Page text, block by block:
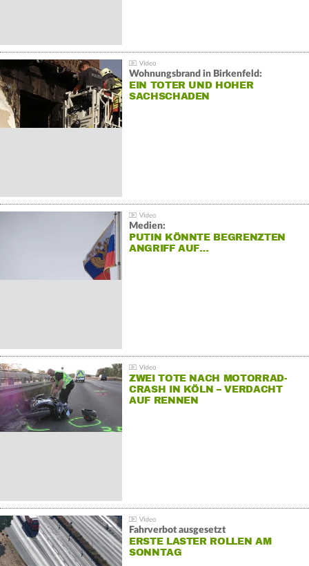
Wohnungsbrand in Birkenfeld:
EIN TOTER UND HOHER
SACHSCHADEN
Medien:
PUTIN KÖNNTE BEGRENZTEN
ANGRIFF AUF…
ZWEI TOTE NACH MOTORRAD-
CRASH IN KÖLN – VERDACHT
AUF RENNEN
Fahrverbot ausgesetzt
ERSTE LASTER ROLLEN AM
SONNTAG